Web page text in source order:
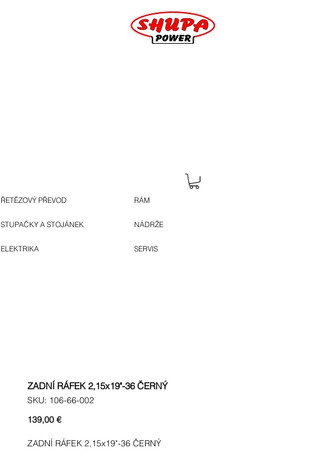
ŘETĚZOVÝ PŘEVOD
STUPAČKY A STOJÁNEK
ELEKTRIKA
RÁM
NÁDRŽE
SERVIS
ZADNÍ RÁFEK 2,15x19"-36 ČERNÝ
SKU: 106-66-002
139,00 €Cena
ZADNÍ RÁFEK 2,15x19"-36 ČERNÝ